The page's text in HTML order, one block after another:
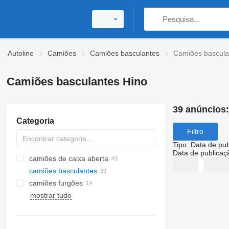
Autoline Camiões Camiões basculantes Camiões
Camiões basculantes Hino
Categoria
camiões de caixa aberta
camiões basculantes
camiões furgões
mostrar tudo
39 anúncios:
Filtro
Tipo: Data de
Data de